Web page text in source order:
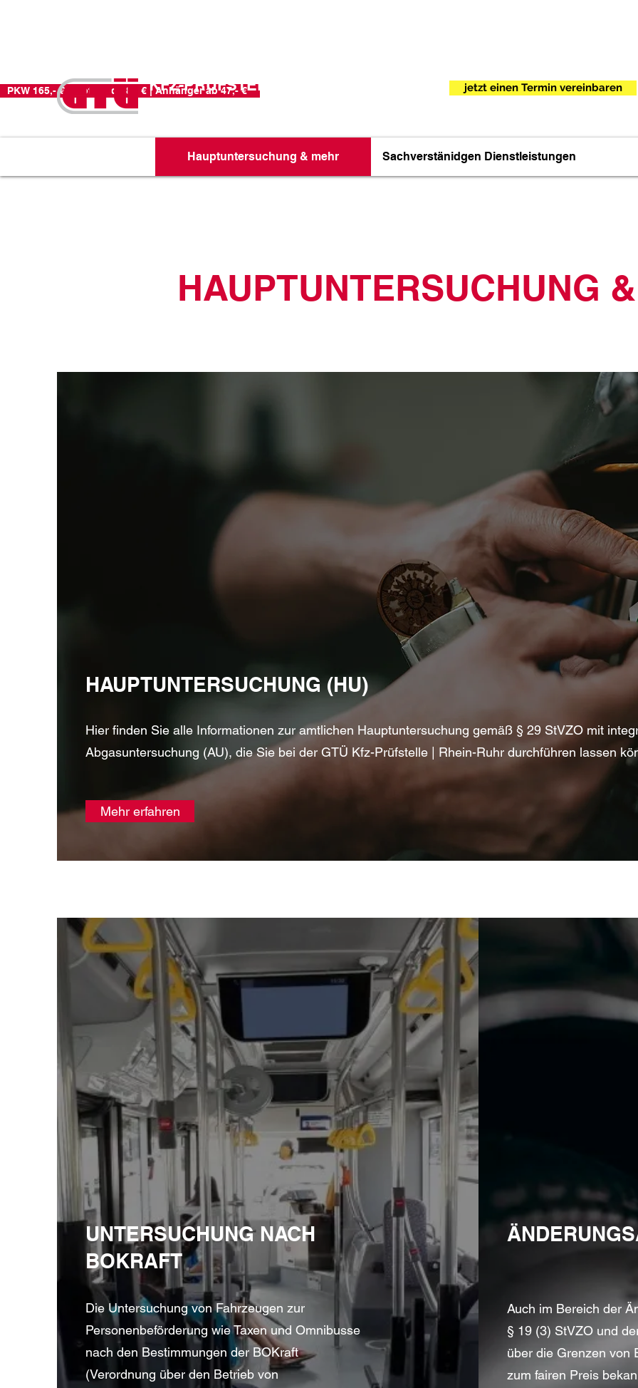
PKW 165,- € | Motorrad 98,- € | Anhänger ab 47,- €
KFZ-PRÜFSTELLE
jetzt einen Termin vereinbaren
Hauptuntersuchung & mehr Sachverstänidgen Dienstleistungen
HAUPTUNTERSUCHUNG
HAUPTUNTERSUCHUNG (HU)
Hier finden Sie alle Informationen zur amtlichen Hauptuntersuchung gemäß § 29 StVZO mit
Abgasuntersuchung (AU), die Sie bei der GTÜ Kfz-Prüfstelle | Rhein-Ruhr durchführen lassen
Mehr erfahren
UNTERSUCHUNG NACH
BOKRAFT
Die Untersuchung von Fahrzeugen zur
Personenbeförderung wie Taxen und Omnibusse
nach den Bestimmungen der BOKraft
(Verordnung über den Betrieb von
Auch im Bereich der
§ 19 (3) StVZO und
über die Grenzen von
zum fairen Preis